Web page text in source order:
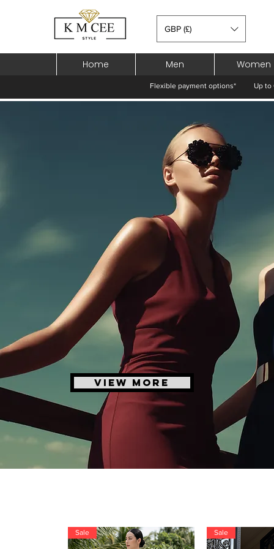
GBP (£)
Home Men Women
Flexible payment options* Up to
VIEW MORE
Sale Sale